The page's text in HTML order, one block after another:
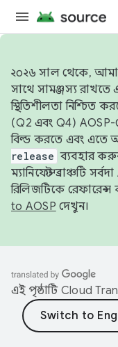
২০২৬ সাল থেকে,
সাথে সামঞ্জস্য রাখতে
স্থিতিশীলতা নিশ্চিত
(Q2 এবং Q4)
বিল্ড করতে এবং এতে
release ব্যবহার
ম্যানিফেস্ট ব্রাঞ্চটি
রিলিজটিকে
to AOSP দেখুন।
এই পৃষ্ঠাটি Cloud